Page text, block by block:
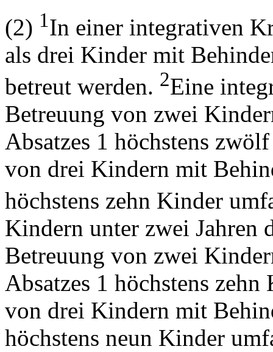
(2) 1In einer integrativen
als drei Kinder mit
betreut werden. 2Eine
Betreuung von zwei
Absatzes 1 höchstens
von drei Kindern mit
höchstens zehn Kinder
Kindern unter zwei Jahren
Betreuung von zwei
Absatzes 1 höchstens
von drei Kindern mit
höchstens neun Kinder